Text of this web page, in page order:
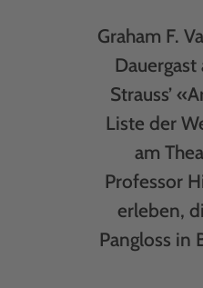
Graham F.
Strauss’
Liste der
am
Professor
erleben,
Pangloss in